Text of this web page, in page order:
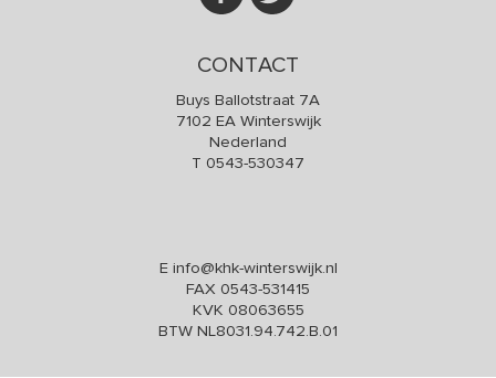
CONTACT
Buys Ballotstraat 7A
7102 EA Winterswijk
Nederland
T 0543-530347
E info@khk-winterswijk.nl
FAX 0543-531415
KVK 08063655
BTW NL8031.94.742.B.01